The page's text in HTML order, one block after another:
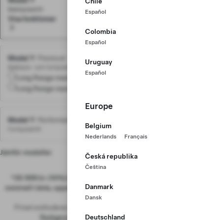
Español
Colombia
Español
Uruguay
Español
Europe
Belgium
Nederlands Français
Česká republika
Čeština
Danmark
Dansk
Deutschland
Visa funktioner
Model Y
Long Range med bakhjulsdrift
Long Range med fyrhjulsdrift
Model Y
Jämför modeller
nominell ränta, uppskattat restvärde 154 797 kr, Alla belopp är ex.
moms
Redigera finansieringsvillkor och besparingar